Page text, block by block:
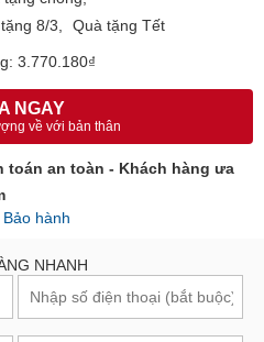
8/3 Quà tặng Tết
3.770.180₫
NGAY
về với bản thân
toán an toàn - Khách hàng ưa
Bảo hành
NHANH